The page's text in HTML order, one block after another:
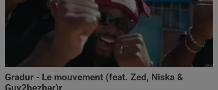
Gradur - Le mouvement (feat. Zed, Niska &